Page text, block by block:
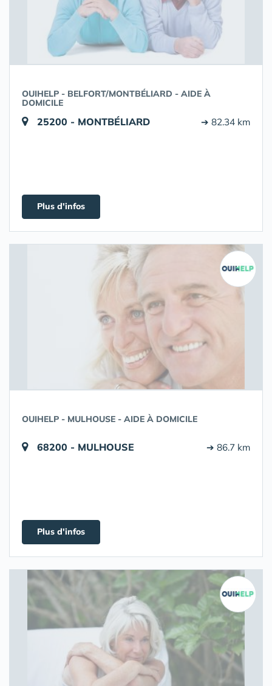
OUIHELP - BELFORT/MONTBÉLIARD - AIDE À
DOMICILE
25200 - MONTBÉLIARD ➔ 82.34 km
Plus d'infos
OUIHELP - MULHOUSE - AIDE À DOMICILE
68200 - MULHOUSE ➔ 86.7 km
Plus d'infos